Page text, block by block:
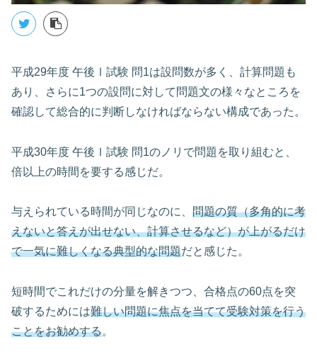
平成29年度 午後Ⅰ試験 問1は設問数が多く、計算問題も
あり、さらに1つの設問に対して問題文の様々なところを
確認して総合的に判断しなければならない構成であった。
平成30年度 午後Ⅰ試験 問1のノリで問題を取り組むと、
倍以上の時間を要する感じだ。
与えられている時間が同じなのに、 問題の質（多角的に考
えないと答えが出せない、計算させるなど）が上がるだけ
で一気に難しくなる典型的な問題だと感じた。
短時間でこれだけの分量を解きつつ、合格点の60点を突
破するためには難しい問題に焦点を当てて受験対策を行う
ことをお勧めする。